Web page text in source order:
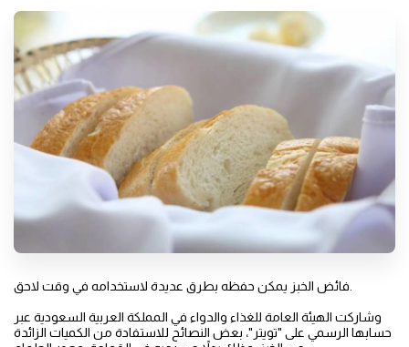
وشاركت الهيئة العامة للغذاء والدواء في المملكة العربية السعودية عبر
حسابها الرسمي على "تويتر"، بعض النصائح للاستفادة من الكميات الزائدة